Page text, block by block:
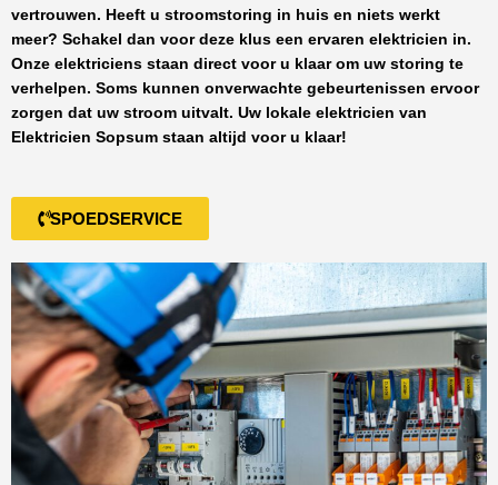
vertrouwen. Heeft u stroomstoring in huis en niets werkt
meer? Schakel dan voor deze klus een ervaren elektricien in.
Onze elektriciens staan direct voor u klaar om uw storing te
verhelpen. Soms kunnen onverwachte gebeurtenissen ervoor
zorgen dat uw stroom uitvalt. Uw lokale elektricien van
Elektricien Sopsum staan altijd voor u klaar!
SPOEDSERVICE